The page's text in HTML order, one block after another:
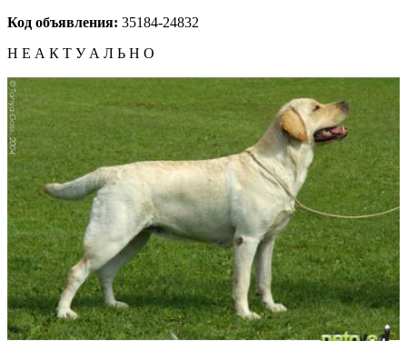
Код объявления: 35184-24832
Н Е А К Т У А Л Ь Н О